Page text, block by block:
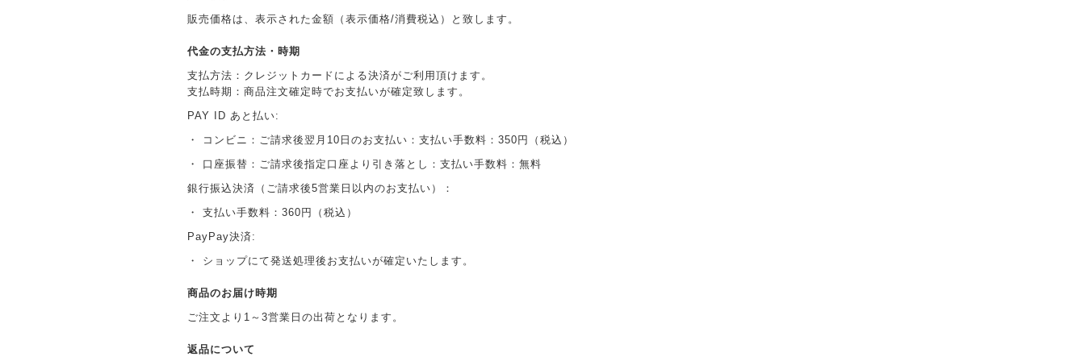
販売価格は、表示された金額（表示価格/消費税込）と致します。
代金の支払方法・時期
支払方法：クレジットカードによる決済がご利用頂けます。
支払時期：商品注文確定時でお支払いが確定致します。
PAY ID あと払い:
・ コンビニ：ご請求後翌月10日のお支払い：支払い手数料：350円（税込）
・ 口座振替：ご請求後指定口座より引き落とし：支払い手数料：無料
銀行振込決済（ご請求後5営業日以内のお支払い）：
・ 支払い手数料：360円（税込）
PayPay決済:
・ ショップにて発送処理後お支払いが確定いたします。
商品のお届け時期
ご注文より1～3営業日の出荷となります。
返品について